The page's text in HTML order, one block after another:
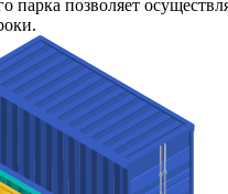
парка позволяет